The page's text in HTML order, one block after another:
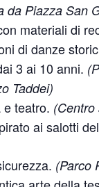
da Piazza San
materiali di
di danze
3 ai 10 anni.
Taddei)
teatro. (Centro
ai salotti
(Parco